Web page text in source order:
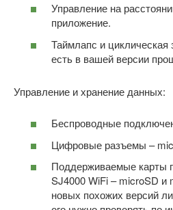
Управление на
приложение.
Таймлапс и циклическая
есть в вашей версии
Управление и хранение данных:
Беспроводные
Цифровые разъемы –
Поддерживаемые карты
SJ4000 WiFi – microSD
новых похожих версий